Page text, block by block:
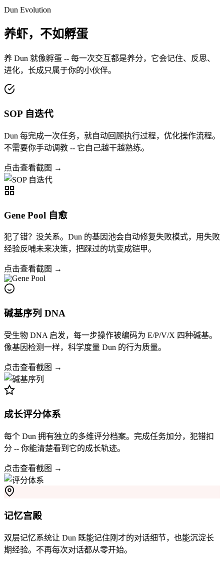
Dun Evolution
养虾，不如孵蛋
养 Dun 就像孵蛋 -- 每一次交互都是养分，它会记住、反思、
进化，长成只属于你的小伙伴。
SOP 自迭代
Dun 每完成一次任务，就自动回顾执行过程，优化操作流程。
不需要你手动调教 -- 它自己越干越熟练。
点击查看截图 →
Gene Pool 自愈
犯了错？没关系。Dun 的基因池会自动修复失败模式，用失败
经验反哺未来决策，把踩过的坑变成铠甲。
点击查看截图 →
碱基序列 DNA
受生物 DNA 启发，每一步操作被编码为 E/P/V/X 四种碱基。
像基因检测一样，科学度量 Dun 的行为质量。
点击查看截图 →
成长评分体系
每个 Dun 拥有独立的多维评分档案。完成任务加分，犯错扣
分 -- 你能清楚看到它的成长轨迹。
点击查看截图 →
记忆宫殿
双层记忆系统让 Dun 既能记住刚才的对话细节，也能沉淀长
期经验。不再每次对话都从零开始。